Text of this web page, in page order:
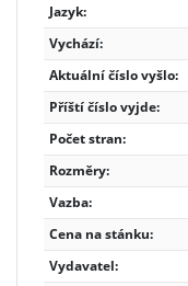
Jazyk:
Vychází:
Aktuální číslo vyšlo:
Příští číslo vyjde:
Počet stran:
Rozměry:
Vazba:
Cena na stánku:
Vydavatel: